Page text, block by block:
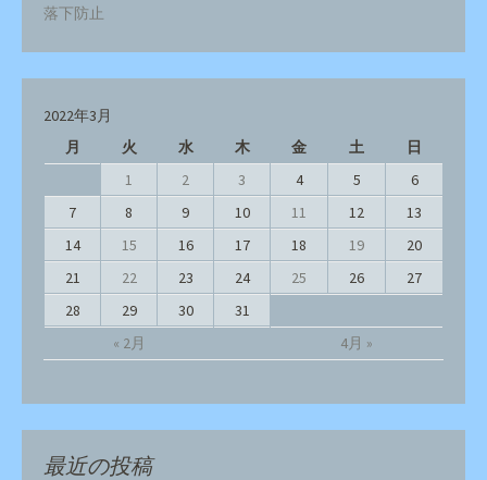
落下防止
2022年3月
月
火 水 木 金 土 日
« 2月 4月 »
1 2 3 4 5
6
7
8 9 10 11 12
13
14
15 16 17 18 19
20
21
22 23 24 25 26
27
28
29 30 31
最近の投稿